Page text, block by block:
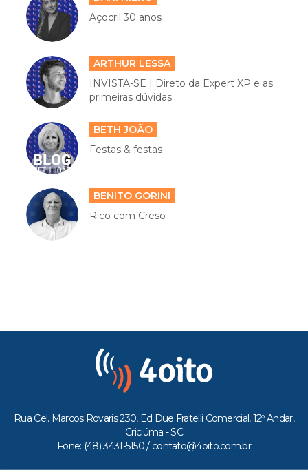
Açocril 30 anos
ARTHUR LESSA
INVISTA-SE | Direto da Expert XP e as
primeiras dúvidas...
BETH JOÃO
Festas & festas
BENITO GORINI
Rico com Creso
Rua Cel. Marcos Rovaris 230, Ed Due Fratelli Comercial, 12º Andar,
Criciúma - SC
Fone: (48) 3431-5150 / contato@4oito.com.br